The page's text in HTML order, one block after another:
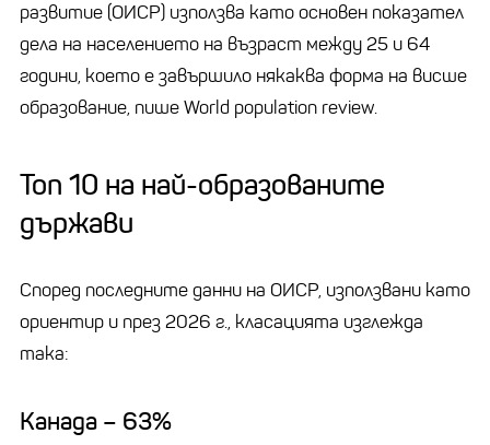
развитие (ОИСР) използва като основен показател
дела на населението на възраст между 25 и 64
години, което е завършило някаква форма на висше
образование, пише World population review.
Топ 10 на най-образованите
държави
Според последните данни на ОИСР, използвани като
ориентир и през 2026 г., класацията изглежда
така:
Канада – 63%